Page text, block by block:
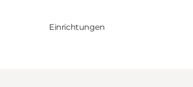
Einrichtungen